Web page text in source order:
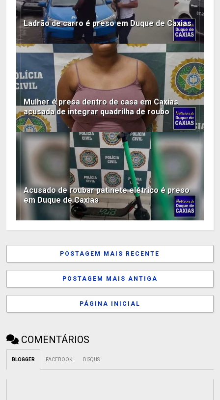
Ladrão de carro é preso em Duque de Caxias
Mulher é presa dentro de casa em Caxias
acusada de integrar quadrilha de roubo
Acusado de roubar patinete elétrico é preso
em Duque de Caxias
POSTAGEM MAIS RECENTE
POSTAGEM MAIS ANTIGA
PÁGINA INICIAL
COMENTÁRIOS
BLOGGER FACEBOOK DISQUS